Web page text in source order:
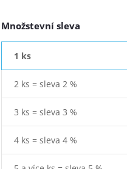
Množstevní sleva
1 ks
2 ks = sleva 2 %
3 ks = sleva 3 %
4 ks = sleva 4 %